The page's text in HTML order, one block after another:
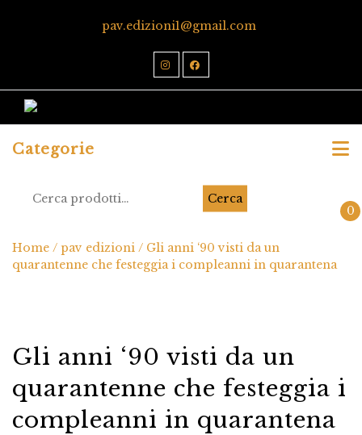
pav.edizioni1@gmail.com
Categorie
Cerca
0
Home / pav edizioni / Gli anni ‘90 visti da un
quarantenne che festeggia i compleanni in quarantena
Gli anni ‘90 visti da un
quarantenne che festeggia i
compleanni in quarantena